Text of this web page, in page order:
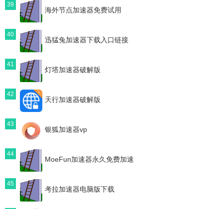
39
海外节点加速器免费试用
40
迅猛兔加速器下载入口链接
41
灯塔加速器破解版
42
天行加速器破解版
43
银狐加速器vp
44
MoeFun加速器永久免费加速
45
考拉加速器电脑版下载